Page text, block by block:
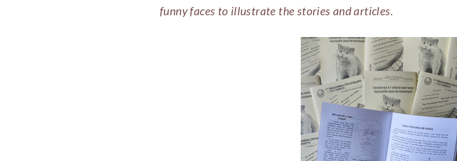
funny faces to illustrate the stories and articles.